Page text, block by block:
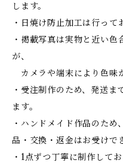
します。
・日焼け防止加工は行って
・掲載写真は実物と近い
が、
カメラや端末により色味
・受注制作のため、発送
ます。
・ハンドメイド作品のた
品・交換・返金はお受けで
・1点ずつ丁寧に制作して